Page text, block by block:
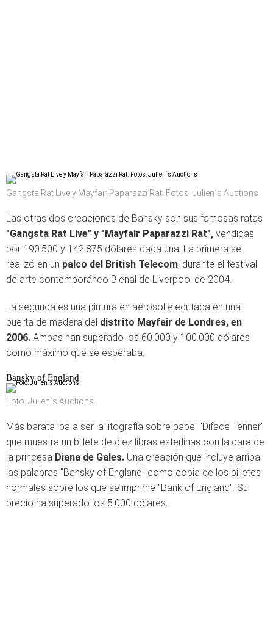
Gangsta Rat Live y Mayfair Paparazzi Rat. Fotos: Julien´s Auctions
Las otras dos creaciones de Bansky son sus famosas ratas
"Gangsta Rat Live" y "Mayfair Paparazzi Rat", vendidas
por 190.500 y 142.875 dólares cada una. La primera se
realizó en un palco del British Telecom, durante el festival
de arte contemporáneo Bienal de Liverpool de 2004.
La segunda es una pintura en aerosol ejecutada en una
puerta de madera del distrito Mayfair de Londres, en
2006. Ambas han superado los 60.000 y 100.000 dólares
como máximo que se esperaba.
Bansky of England
Foto: Julien´s Auctions
Más barata iba a ser la litografía sobre papel "Diface Tenner"
que muestra un billete de diez libras esterlinas con la cara de
la princesa Diana de Gales. Una creación que incluye arriba
las palabras "Bansky of England" como copia de los billetes
normales sobre los que se imprime "Bank of England". Su
precio ha superado los 5.000 dólares.